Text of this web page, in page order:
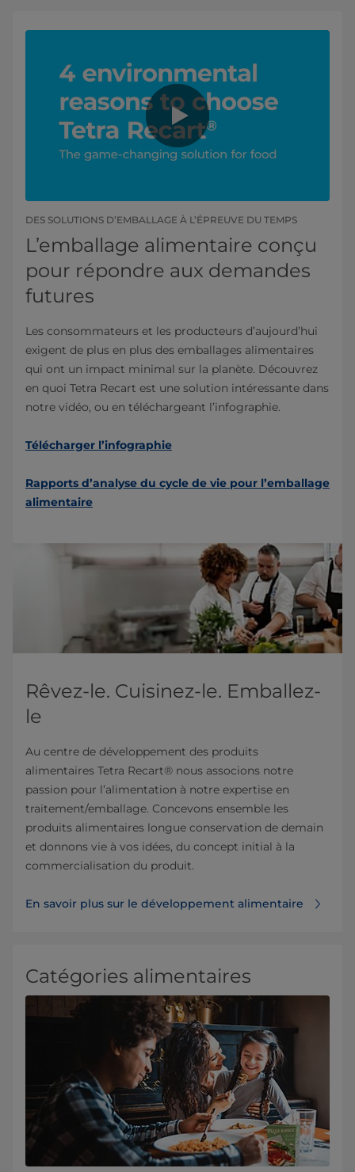
DES SOLUTIONS D’EMBALLAGE À L’ÉPREUVE DU TEMPS
L’emballage alimentaire conçu
pour répondre aux demandes
futures
Les consommateurs et les producteurs d’aujourd’hui
exigent de plus en plus des emballages alimentaires
qui ont un impact minimal sur la planète. Découvrez
en quoi Tetra Recart est une solution intéressante dans
notre vidéo, ou en téléchargeant l’infographie.
Télécharger l’infographie
Rapports d’analyse du cycle de vie pour l’emballage
alimentaire
Rêvez-le. Cuisinez-le. Emballez-
le
Au centre de développement des produits
alimentaires Tetra Recart® nous associons notre
passion pour l’alimentation à notre expertise en
traitement/emballage. Concevons ensemble les
produits alimentaires longue conservation de demain
et donnons vie à vos idées, du concept initial à la
commercialisation du produit.
En savoir plus sur le développement alimentaire
Catégories alimentaires